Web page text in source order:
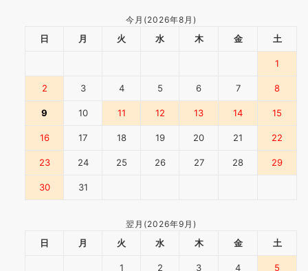
今月(2026年8月)
日 月 火 水 木 金 土
1
2 3 4 5 6 7 8
9 10 11 12 13 14 15
16 17 18 19 20 21 22
23 24 25 26 27 28 29
30 31
翌月(2026年9月)
日 月 火 水 木 金 土
1 2 3 4 5